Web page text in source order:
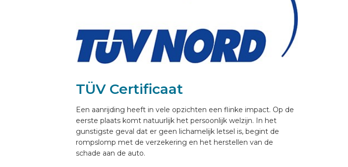
TÜV Certificaat
Een aanrijding heeft in vele opzichten een flinke impact. Op de
eerste plaats komt natuurlijk het persoonlijk welzijn. In het
gunstigste geval dat er geen lichamelijk letsel is, begint de
rompslomp met de verzekering en het herstellen van de
schade aan de auto.